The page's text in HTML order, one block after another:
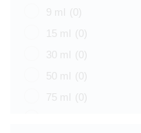
9 ml
(0)
15 ml
(0)
30 ml
(0)
50 ml
(0)
75 ml
(0)